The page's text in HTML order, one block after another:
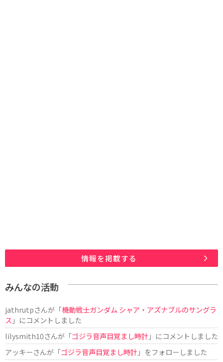
情報を掲載する
みんなの活動
jathrutpさんが「機動戦士ガンダム シャア・アズナブルのサングラ
ス 」にコメントしました
lilysmith10さんが「ゴジラ音声目覚まし時計」にコメントしました
アッキーさんが「ゴジラ音声目覚まし時計」をフォローしました